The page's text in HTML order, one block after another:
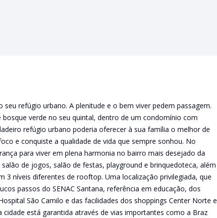
refúgio urbano. A plenitude e o bem viver pedem passagem.
verde no seu quintal, dentro de um condomínio com
refúgio urbano poderia oferecer à sua família o melhor de
e conquiste a qualidade de vida que sempre sonhou. No
para viver em plena harmonia no bairro mais desejado da
de jogos, salão de festas, playground e brinquedoteca, além
3 níveis diferentes de rooftop. Uma localização privilegiada, que
passos do SENAC Santana, referência em educação, dos
São Camilo e das facilidades dos shoppings Center Norte e
cidade está garantida através de vias importantes como a Braz